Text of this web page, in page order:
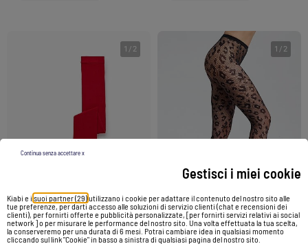
Gestisci i miei cookie
Kiabi e i suoi partner (29)utilizzano i cookie per adattare il contenuto del nostro sito alle
tue preferenze, per darti accesso alle soluzioni di servizio clienti (chat e recensioni dei
clienti), per fornirti offerte e pubblicità personalizzate, [per fornirti servizi relativi ai social
network ] o per misurare le performance del nostro sito. Una volta effettuata la tua scelta,
la conserveremo per una durata di 6 mesi. Potrai cambiare idea in qualsiasi momento
cliccando sul link "Cookie" in basso a sinistra di qualsiasi pagina del nostro sito.
Continua senza accettare x
1 / 2 1 / 2